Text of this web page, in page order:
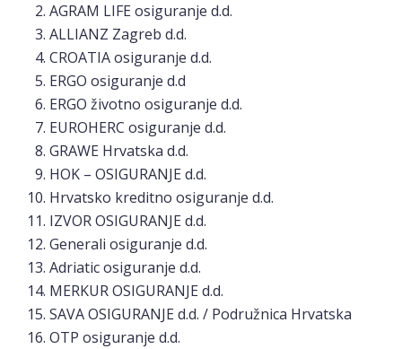
AGRAM LIFE osiguranje d.d.
ALLIANZ Zagreb d.d.
CROATIA osiguranje d.d.
ERGO osiguranje d.d
ERGO životno osiguranje d.d.
EUROHERC osiguranje d.d.
GRAWE Hrvatska d.d.
HOK – OSIGURANJE d.d.
Hrvatsko kreditno osiguranje d.d.
IZVOR OSIGURANJE d.d.
Generali osiguranje d.d.
Adriatic osiguranje d.d.
MERKUR OSIGURANJE d.d.
SAVA OSIGURANJE d.d. / Podružnica Hrvatska
OTP osiguranje d.d.